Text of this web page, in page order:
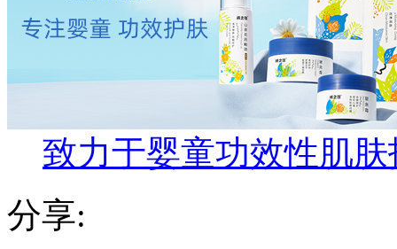
致力于婴童功效性肌
分享: